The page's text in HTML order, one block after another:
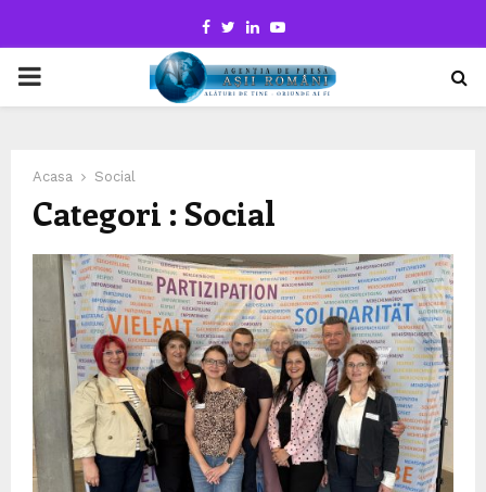
Facebook
TwitterLinkedinYoutube
PRIMARY
Acasa Social
Categori : Social